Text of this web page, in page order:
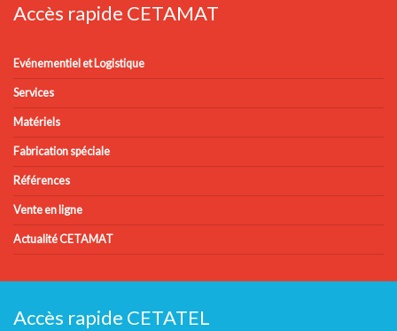
Accès rapide CETAMAT
Evénementiel et Logistique
Services
Matériels
Fabrication spéciale
Références
Vente en ligne
Actualité CETAMAT
Accès rapide CETATEL